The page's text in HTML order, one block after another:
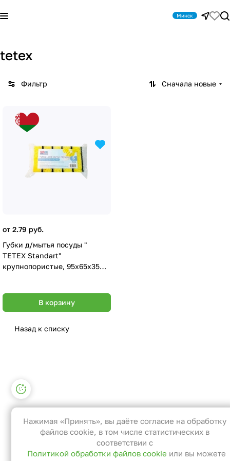
Минск
tetex
Фильтр Сначала новые
от 2.79 руб.
Губки д/мытья посуды "
TETEX Standart"
крупнопористые, 95х65х35
В корзину
Назад к списку
Настройки файлов cookie
Функциональные
Эти файлы необходимы для
функционирования сайта и не могут
быть отключены в наших системах. Вы
можете настроить браузер так, чтобы
Нажимая «Принять», вы даёте согласие на обработку
файлов cookie, в том числе статистических в
соответствии с
Политикой обработки файлов cookie или вы можете